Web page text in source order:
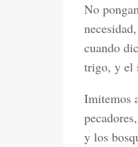
No
cuando
trigo, y el
Imitemos
y los